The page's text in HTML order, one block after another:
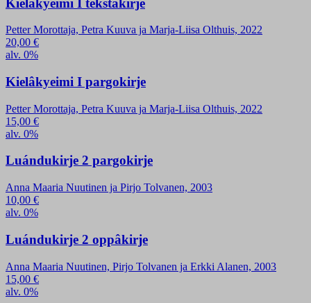
Petter Morottaja, Petra Kuuva ja Marja-Liisa Olthuis, 2022
20,00 €
alv. 0%
Kielâkyeimi I pargokirje
Petter Morottaja, Petra Kuuva ja Marja-Liisa Olthuis, 2022
15,00 €
alv. 0%
Luándukirje 2 pargokirje
Anna Maaria Nuutinen ja Pirjo Tolvanen, 2003
10,00 €
alv. 0%
Luándukirje 2 oppâkirje
Anna Maaria Nuutinen, Pirjo Tolvanen ja Erkki Alanen, 2003
15,00 €
alv. 0%